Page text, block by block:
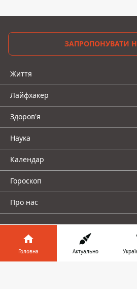
ЗАПРОПОНУВАТИ
Життя
Лайфхакер
Здоров'я
Наука
Календар
Гороскоп
Про нас
Головна Актуально